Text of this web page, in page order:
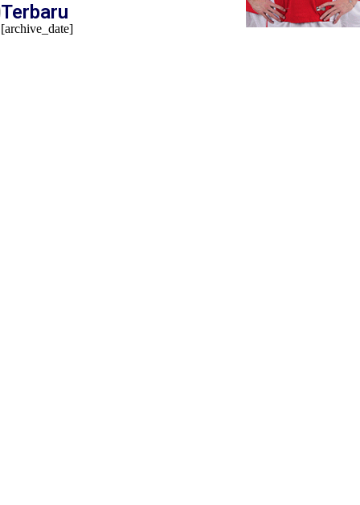
Terbaru
[archive_date]